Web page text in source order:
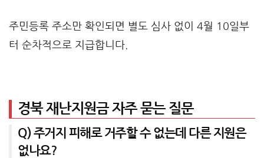
주민등록 주소만 확인되면 별도 심사 없이 4월 10일부
터 순차적으로 지급합니다.
경북 재난지원금 자주 묻는 질문
Q) 주거지 피해로 거주할 수 없는데 다른 지원은
없나요?